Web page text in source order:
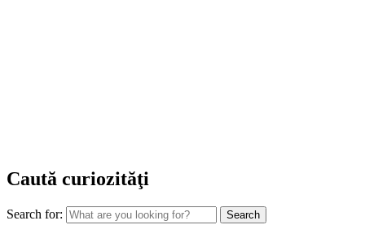
Caută curiozităţi
Search for: